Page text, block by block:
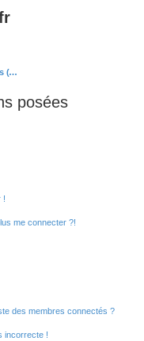
Foire aux questions (Questions posées fréquemment)
posées
!
me connecter ?!
des membres connectés ?
incorrecte !